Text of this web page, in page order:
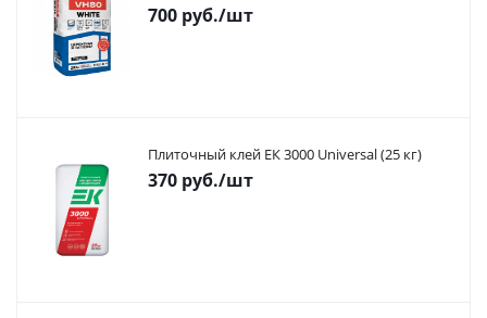
700 руб./шт
Плиточный клей ЕК 3000 Universal (25 кг)
370 руб./шт